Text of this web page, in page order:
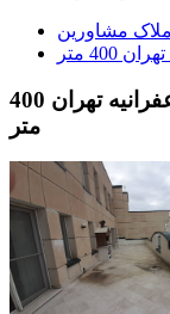
مشاورين
متر
تصاویرفروش آپارتمان در نیاززاده زعفرانیه تهران 400
متر